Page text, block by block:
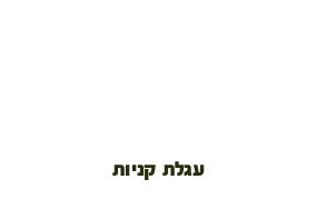
עגלת קניות